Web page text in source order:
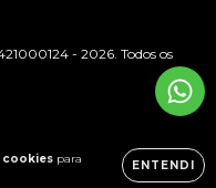
cookies para
ENTENDI
- 2026. Todos os